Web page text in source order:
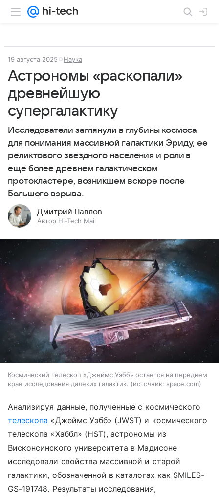
19 августа 2025 Наука
Астрономы «раскопали»
древнейшую
супергалактику
Исследователи заглянули в глубины космоса
для понимания массивной галактики Эриду, ее
реликтового звездного населения и роли в
еще более древнем галактическом
протокластере, возникшем вскоре после
Большого взрыва.
Дмитрий Павлов
Автор Hi-Tech Mail
Космический телескоп «Джеймс Уэбб» остается на переднем
крае исследования далеких галактик.
источник: space.com
Анализируя данные, полученные с космического
телескопа «Джеймс Уэбб» (JWST) и космического
телескопа «Хаббл» (HST), астрономы из
Висконсинского университета в Мадисоне
исследовали свойства массивной и старой
галактики, обозначенной в каталогах как SMILES-
GS-191748. Результаты исследования,